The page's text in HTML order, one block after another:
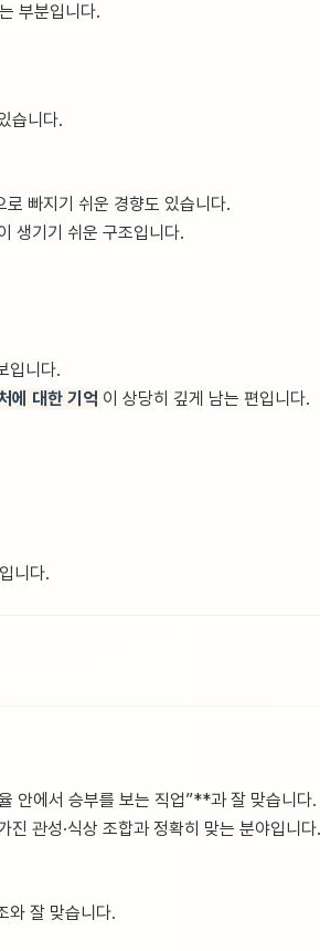
부분입니다.
습니다.
로 빠지기 쉬운 경향도 있습니다.
생기기 쉬운 구조입니다.
입니다.
에 대한 기억 이 상당히 깊게 남는 편입니다.
니다.
안에서 승부를 보는 직업”**과 잘 맞습니다.
진 관성·식상 조합과 정확히 맞는 분야입니다.
와 잘 맞습니다.